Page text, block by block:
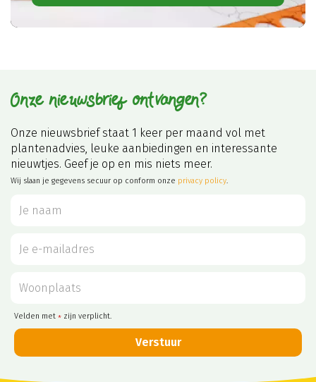
Onze nieuwsbrief ontvangen?
Onze nieuwsbrief staat 1 keer per maand vol met
plantenadvies, leuke aanbiedingen en interessante
nieuwtjes. Geef je op en mis niets meer.
Wij slaan je gegevens secuur op conform onze privacy policy.
Velden met * zijn verplicht.